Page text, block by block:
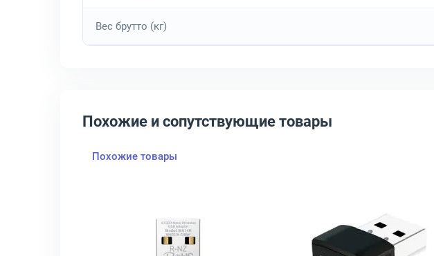
Вес брутто (кг)
Похожие и сопутствующие товары
Похожие товары